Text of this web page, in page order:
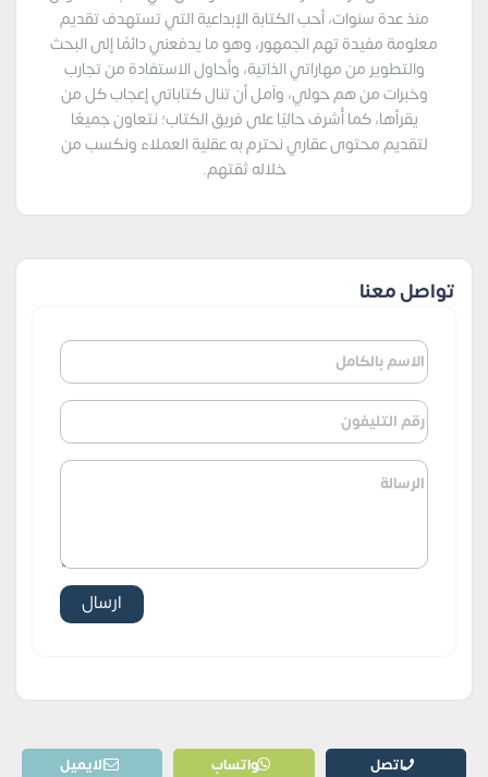
منذ عدة سنوات، أحب الكتابة الإبداعية التي تستهدف تقديم
معلومة مفيدة تهم الجمهور، وهو ما يدفعني دائمًا إلى البحث
والتطوير من مهاراتي الذاتية، وأحاول الاستفادة من تجارب
وخبرات من هم حولي، وآمل أن تنال كتاباتي إعجاب كل من
يقرأها، كما أُشرف حاليًا على فريق الكتاب؛ نتعاون جميعًا
لتقديم محتوى عقاري نحترم به عقلية العملاء ونكسب من
خلاله ثقتهم.
تواصل معنا
اتصل واتساب الايميل